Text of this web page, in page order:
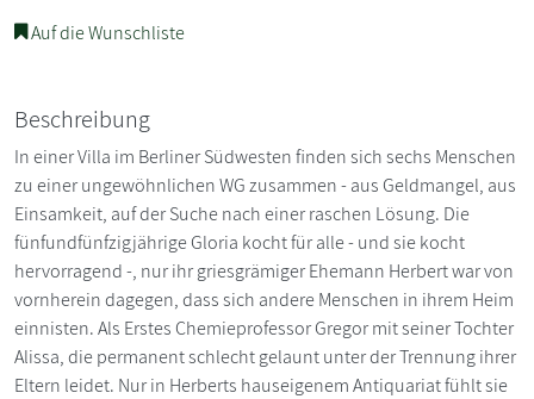
Auf die Wunschliste
Beschreibung
In einer Villa im Berliner Südwesten finden sich sechs Menschen
zu einer ungewöhnlichen WG zusammen - aus Geldmangel, aus
Einsamkeit, auf der Suche nach einer raschen Lösung. Die
fünfundfünfzigjährige Gloria kocht für alle - und sie kocht
hervorragend -, nur ihr griesgrämiger Ehemann Herbert war von
vornherein dagegen, dass sich andere Menschen in ihrem Heim
einnisten. Als Erstes Chemieprofessor Gregor mit seiner Tochter
Alissa, die permanent schlecht gelaunt unter der Trennung ihrer
Eltern leidet. Nur in Herberts hauseigenem Antiquariat fühlt sie